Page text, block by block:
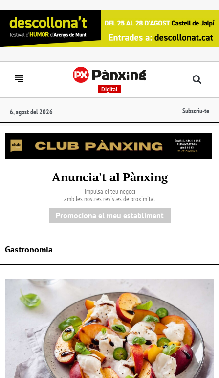
Digital
6, agost del 2026 Subscriu-te
Anuncia't al Pànxing
Impulsa el teu negoci
amb les nostres revistes de proximitat
Promociona el meu establiment
Gastronomia